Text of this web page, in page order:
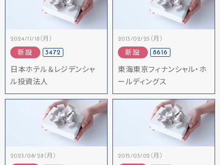
2024/11/18（月）
新設 3472
日本ホテル＆レジデンシャ
ル投資法人
2013/02/25（月）
新設 8616
東海東京フィナンシャル・ホ
ールディングス
2023/08/28（月） 2015/03/02（月）